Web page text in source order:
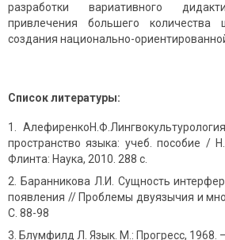
разработки вариативного
привлечения большего количества
создания национально-
Список литературы:
пространство языка: учеб. пособие /
Флинта: Наука, 2010. 288 с.
Баранникова Л.И. Сущность
появления // Проблемы двуязычия и
С. 88-98
Блумфилд Л. Язык. М.: Прогресс, 1968.